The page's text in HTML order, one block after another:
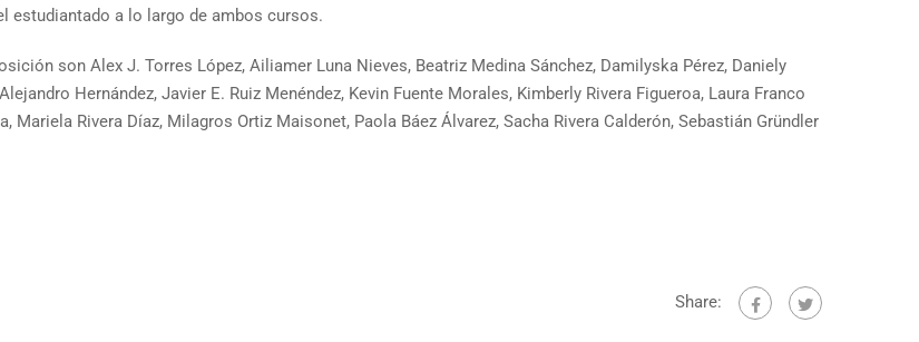
estudiantado a lo largo de ambos cursos.
son Alex J. Torres López, Ailiamer Luna Nieves, Beatriz Medina Sánchez, Damilyska Pérez, Daniely
Hernández, Javier E. Ruiz Menéndez, Kevin Fuente Morales, Kimberly Rivera Figueroa, Laura Franco
Mariela Rivera Díaz, Milagros Ortiz Maisonet, Paola Báez Álvarez, Sacha Rivera Calderón, Sebastián Gründler
Share: